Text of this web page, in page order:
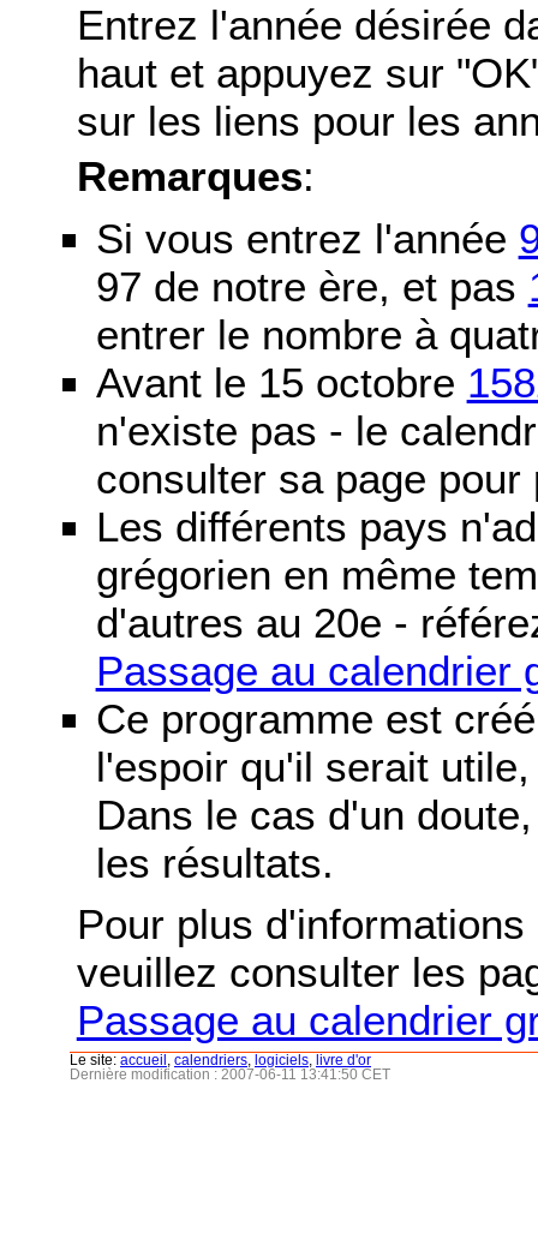
Entrez l'année désirée
haut et appuyez sur
sur les liens pour les
Remarques:
Si vous entrez l'année
97 de notre ère, et pas
entrer le nombre à
Avant le 15 octobre
n'existe pas - le
consulter sa page pour
Les différents pays
grégorien en même
d'autres au 20e -
Passage au calendrier
Ce programme est
l'espoir qu'il serait
Dans le cas d'un
les résultats.
Pour plus
veuillez consulter les
Passage au calendrier
Le site: accueil calendriers logiciels
livre d'or
Dernière modification : 2007-06-11 13:41:50 CET